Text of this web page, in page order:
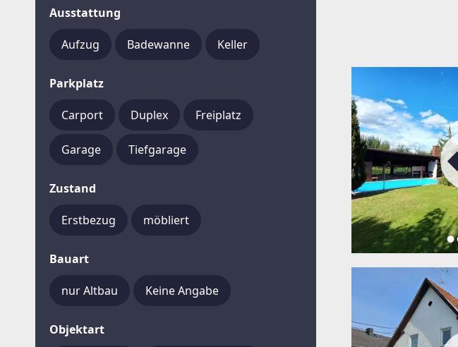
Ausstattung
Aufzug Badewanne Keller
Parkplatz
Carport Duplex Freiplatz
Garage Tiefgarage
Zustand
Erstbezug möbliert
Bauart
nur Altbau Keine Angabe
Objektart